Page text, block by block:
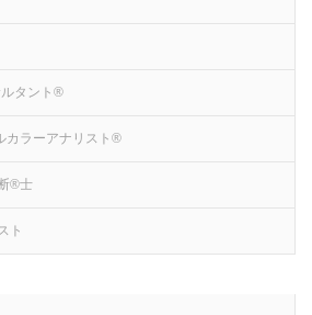
タント®
カラーアナリスト®
®士
ト